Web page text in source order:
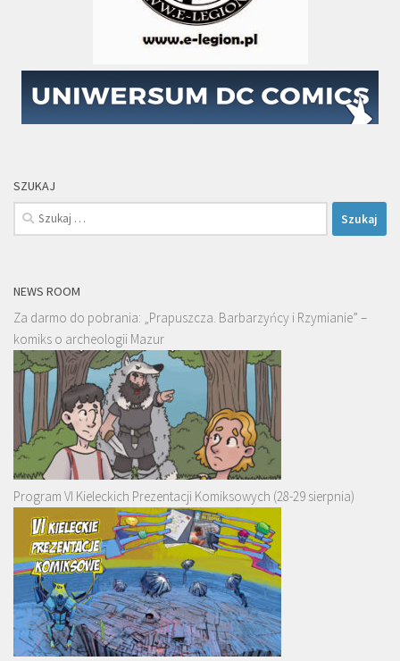
SZUKAJ
Szukaj:
NEWS ROOM
Za darmo do pobrania: „Prapuszcza. Barbarzyńcy i Rzymianie” –
komiks o archeologii Mazur
Program VI Kieleckich Prezentacji Komiksowych (28-29 sierpnia)